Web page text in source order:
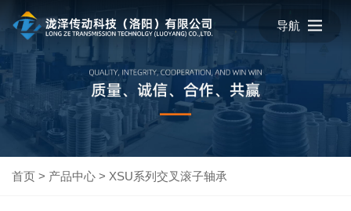
导航
首页 > 产品中心 > XSU系列交叉滚子轴承